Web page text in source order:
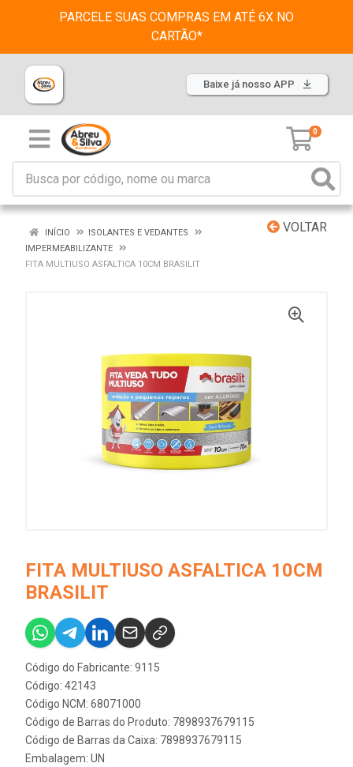
PARCELE SUAS COMPRAS EM ATÉ 6X NO
CARTÃO*
Baixe já nosso APP
0
VOLTAR
INÍCIO
ISOLANTES E VEDANTES
IMPERMEABILIZANTE
FITA MULTIUSO ASFALTICA 10CM BRASILIT
FITA MULTIUSO ASFALTICA 10CM
BRASILIT
Código do Fabricante: 9115
Código: 42143
Código NCM: 68071000
Código de Barras do Produto: 7898937679115
Código de Barras da Caixa: 7898937679115
Embalagem: UN